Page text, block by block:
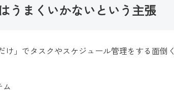
うまくいかないという主張
」でタスクやスケジュール管理をする面倒く
ム